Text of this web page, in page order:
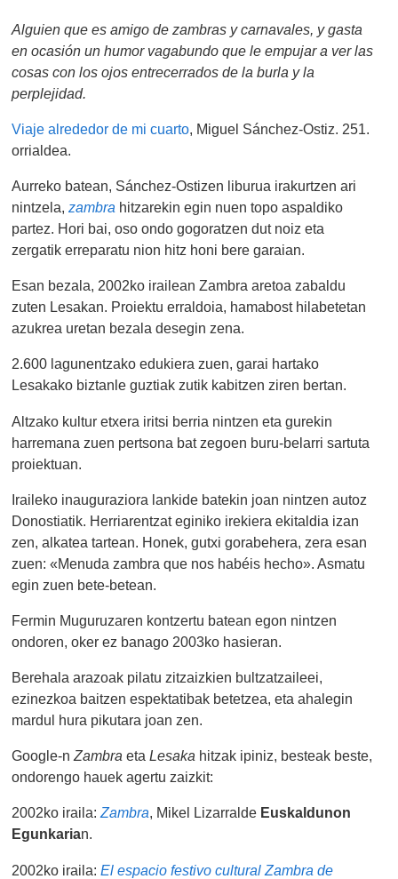
Alguien que es amigo de zambras y carnavales, y gasta
en ocasión un humor vagabundo que le empujar a ver las
cosas con los ojos entrecerrados de la burla y la
perplejidad.
Viaje alrededor de mi cuarto, Miguel Sánchez-Ostiz. 251.
orrialdea.
Aurreko batean, Sánchez-Ostizen liburua irakurtzen ari
nintzela,zambra hitzarekin egin nuen topo aspaldiko
partez. Hori bai, oso ondo gogoratzen dut noiz eta
zergatik erreparatu nion hitz honi bere garaian.
Esan bezala, 2002ko irailean Zambra aretoa zabaldu
zuten Lesakan. Proiektu erraldoia, hamabost hilabetetan
azukrea uretan bezala desegin zena.
2.600 lagunentzako edukiera zuen, garai hartako
Lesakako biztanle guztiak zutik kabitzen ziren bertan.
Altzako kultur etxera iritsi berria nintzen eta gurekin
harremana zuen pertsona bat zegoen buru-belarri sartuta
proiektuan.
Iraileko inauguraziora lankide batekin joan nintzen autoz
Donostiatik. Herriarentzat eginiko irekiera ekitaldia izan
zen, alkatea tartean. Honek, gutxi gorabehera, zera esan
zuen: «Menuda zambra que nos habéis hecho». Asmatu
egin zuen bete-betean.
Fermin Muguruzaren kontzertu batean egon nintzen
ondoren, oker ez banago 2003ko hasieran.
Berehala arazoak pilatu zitzaizkien bultzatzaileei,
ezinezkoa baitzen espektatibak betetzea, eta ahalegin
mardul hura pikutara joan zen.
Google-nZambra etaLesaka hitzak ipiniz, besteak beste,
ondorengo hauek agertu zaizkit:
2002ko iraila:Zambra, Mikel Lizarralde Euskaldunon
Egunkarian.
2002ko iraila:El espacio festivo cultural Zambra de